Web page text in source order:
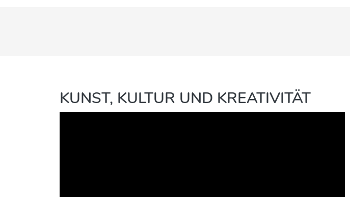
KUNST, KULTUR UND KREATIVITÄT